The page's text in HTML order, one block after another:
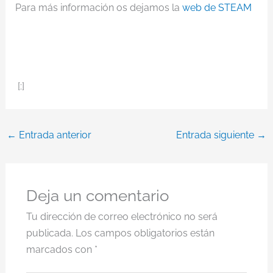
Para más información os dejamos la web de STEAM
[:]
← Entrada anterior Entrada siguiente →
Deja un comentario
Tu dirección de correo electrónico no será
publicada. Los campos obligatorios están
marcados con *